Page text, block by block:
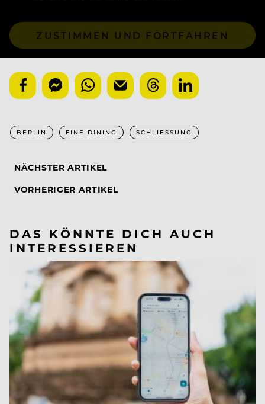
ZUSTIMMEN UND FORTFAHREN
BERLIN FINE DINING SCHLIESSUNG
NÄCHSTER ARTIKEL
VORHERIGER ARTIKEL
DAS KÖNNTE DICH AUCH
INTERESSIEREN